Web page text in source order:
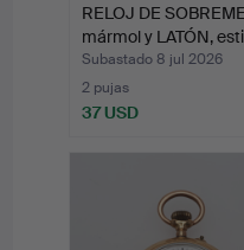
RELOJ DE
mármol y LATÓN,
Subastado 8 jul 2026
2 pujas
37 USD